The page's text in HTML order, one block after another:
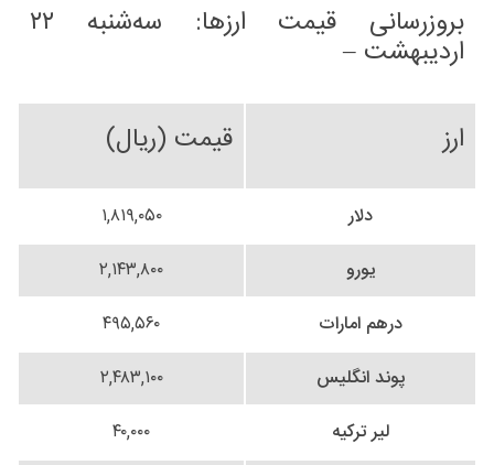
بروزرسانی قیمت ارزها: سه‌شنبه ۲۲
اردیبهشت –
ارز قیمت (ریال)
دلار
۱,۸۱۹,۰۵۰
یورو
۲,۱۴۳,۸۰۰
درهم امارات
۴۹۵,۵۶۰
پوند انگلیس
۲,۴۸۳,۱۰۰
لیر ترکیه
۴۰,۰۰۰